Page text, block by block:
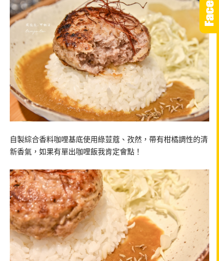
自製綜合香料咖哩基底使用綠荳蔻、孜然，帶有柑橘調性的清
新香氣，如果有單出咖哩飯我肯定會點！